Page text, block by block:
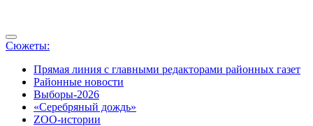
Сюжеты:
Прямая линия с главными редакторами районных газет
Районные новости
Выборы-2026
«Серебряный дождь»
ZOO-истории